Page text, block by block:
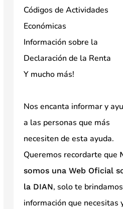
Códigos de Actividades
Económicas
Información sobre la
Declaración de la Renta
Y mucho más!
Nos encanta informar y
a las personas que más
necesiten de esta ayuda.
Queremos recordarte que
somos una Web Oficial
la DIAN, solo te
información que necesitas